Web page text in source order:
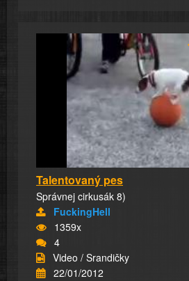
Talentovaný pes
Správnej cirkusák 8)
FuckingHell
1359x
4
Video / Srandičky
22/01/2012